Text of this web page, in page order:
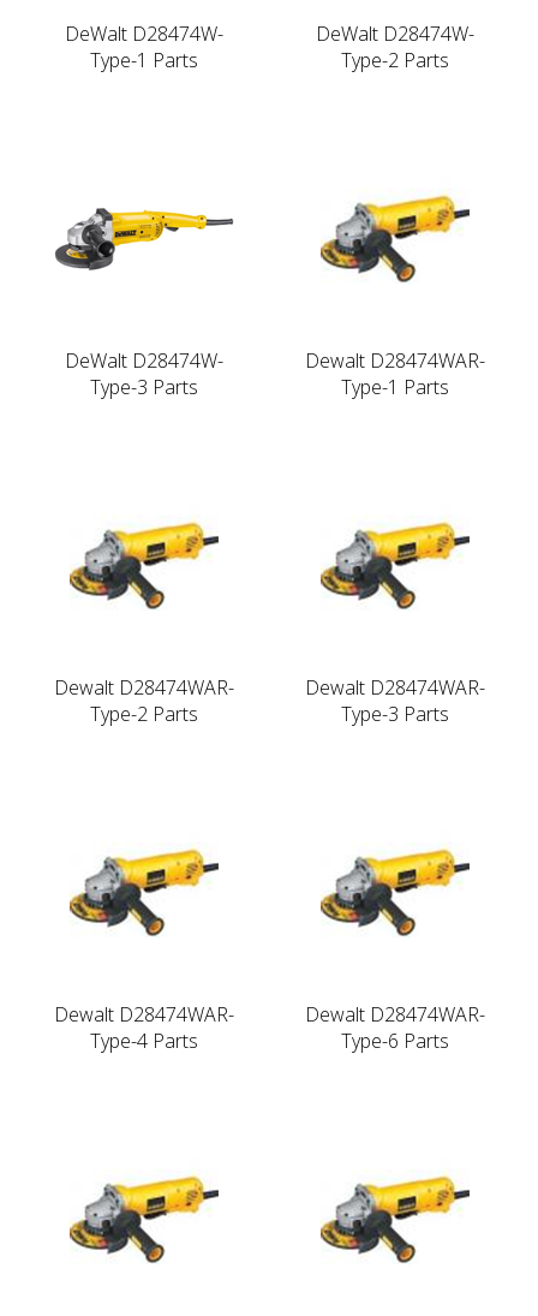
DeWalt D28474W-
Type-1 Parts
DeWalt D28474W-
Type-2 Parts
DeWalt D28474W-
Type-3 Parts
Dewalt D28474WAR-
Type-1 Parts
Dewalt D28474WAR-
Type-2 Parts
Dewalt D28474WAR-
Type-3 Parts
Dewalt D28474WAR-
Type-4 Parts
Dewalt D28474WAR-
Type-6 Parts